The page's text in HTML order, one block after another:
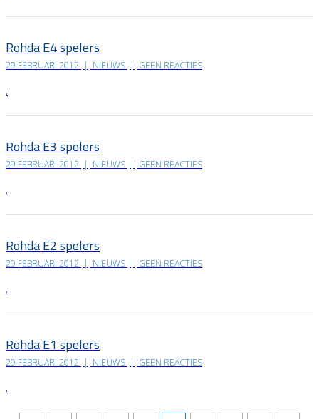
Rohda E4 spelers
29 FEBRUARI 2012 | NIEUWS | GEEN REACTIES
.
Rohda E3 spelers
29 FEBRUARI 2012 | NIEUWS | GEEN REACTIES
.
Rohda E2 spelers
29 FEBRUARI 2012 | NIEUWS | GEEN REACTIES
.
Rohda E1 spelers
29 FEBRUARI 2012 | NIEUWS | GEEN REACTIES
.